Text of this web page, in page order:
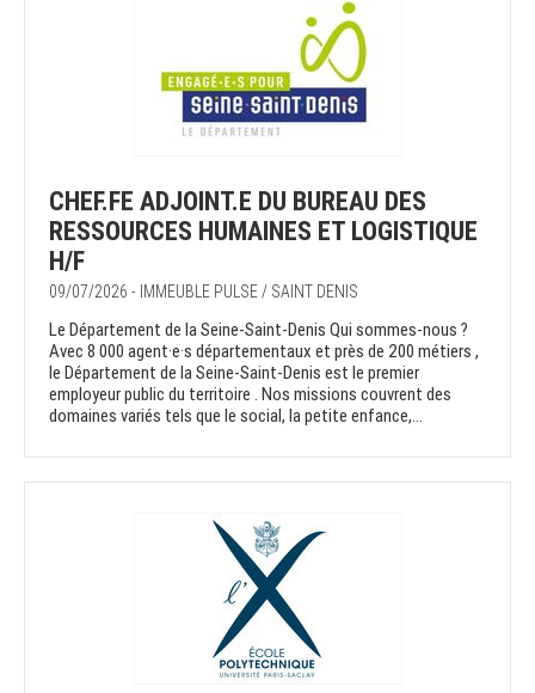
CHEF.FE ADJOINT.E DU BUREAU DES
RESSOURCES HUMAINES ET LOGISTIQUE
H/F
09/07/2026 - IMMEUBLE PULSE / SAINT DENIS
Le Département de la Seine-Saint-Denis Qui sommes-nous ?
Avec 8 000 agent·e·s départementaux et près de 200 métiers ,
le Département de la Seine-Saint-Denis est le premier
employeur public du territoire . Nos missions couvrent des
domaines variés tels que le social, la petite enfance,...